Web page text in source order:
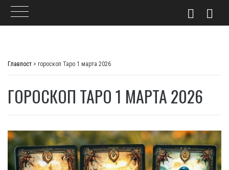
Главпост > гороскоп Таро 1 марта 2026
ГОРОСКОП ТАРО 1 МАРТА 2026